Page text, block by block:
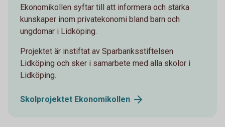
Ekonomikollen syftar till att informera och stärka
kunskaper inom privatekonomi bland barn och
ungdomar i Lidköping.
Projektet är instiftat av Sparbanksstiftelsen
Lidköping och sker i samarbete med alla skolor i
Lidköping.
Skolprojektet Ekonomikollen